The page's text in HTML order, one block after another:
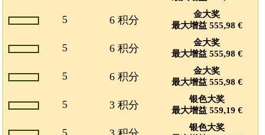
5 6 积分
金大奖
最大增益 555,98 €
5 6 积分
金大奖
最大增益 555,98 €
5 6 积分
金大奖
最大增益 555,98 €
5 3 积分
银色大奖
最大增益 559,19 €
银色大奖